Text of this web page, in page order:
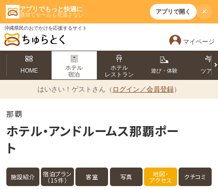
アプリでもっと快適に
通知でセールも見逃さない アプリで開く ×
沖縄県民のおでかけを応援するサイト
マイページ
HOME
ホテル
宿泊
ホテル
レストラン
遊び・体験 ツアー
はいさい！ ゲストさん（ ログイン／会員登録）
那覇
ホテル・アンドルームス那覇ポー
ト
施設紹介 宿泊プラン
（15件） 客室 写真 地図・
アクセス クチコミ